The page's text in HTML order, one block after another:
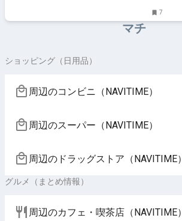
7
マチ
ショッピング（日用品）
周辺のコンビニ（NAVITIME）
周辺のスーパー（NAVITIME）
周辺のドラッグストア（NAVITIME）
グルメ（まとめ情報）
周辺のカフェ・喫茶店（NAVITIME）